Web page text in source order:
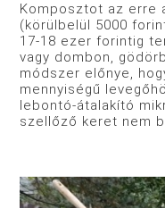
Komposztot az erre
(körülbelül 5000
17-18 ezer forintig
vagy dombon,
módszer előnye,
mennyiségű
lebontó-átalakító
szellőző keret nem